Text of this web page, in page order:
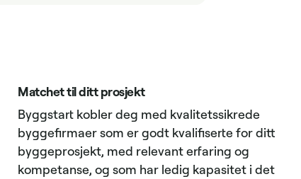
Matchet til ditt prosjekt
Byggstart kobler deg med kvalitetssikrede
byggefirmaer som er godt kvalifiserte for ditt
byggeprosjekt, med relevant erfaring og
kompetanse, og som har ledig kapasitet i det